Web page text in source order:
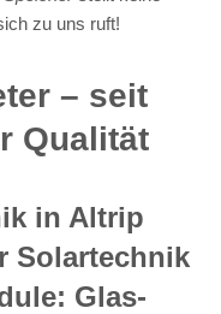
zu uns ruft!
– seit
Qualität
in Altrip
Solartechnik
Glas-